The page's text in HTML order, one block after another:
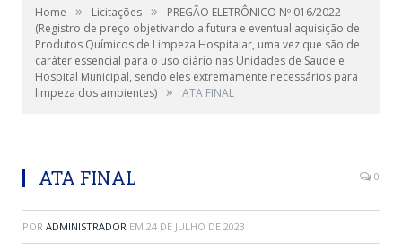
Home » Licitações »
PREGÃO ELETRÔNICO Nº 016/2022
(Registro de preço objetivando a futura e eventual aquisição de
Produtos Químicos de Limpeza Hospitalar, uma vez que são de
caráter essencial para o uso diário nas Unidades de Saúde e
Hospital Municipal, sendo eles extremamente necessários para
limpeza dos ambientes) » ATA FINAL
ATA FINAL 0
POR ADMINISTRADOR EM 24 DE JULHO DE 2023